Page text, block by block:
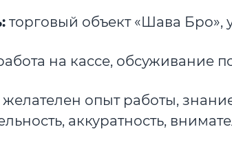
торговый объект «Шава Бро»,
на кассе, обсуживание
желателен опыт работы,
аккуратность,